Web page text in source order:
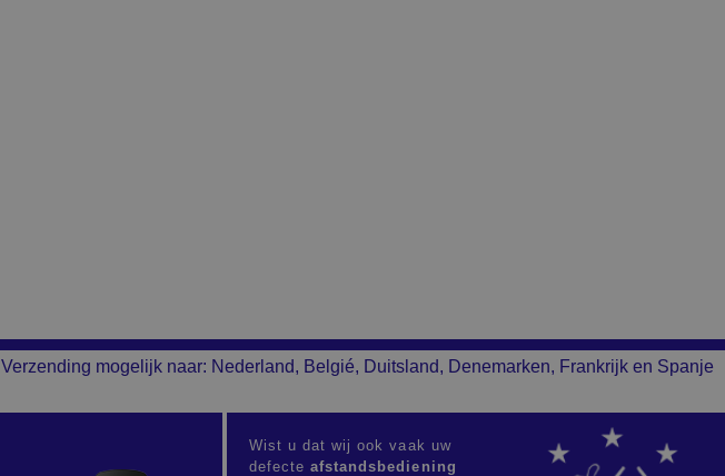
Verzending mogelijk naar: Nederland, Belgié, Duitsland, Denemarken, Frankrijk en Spanje
Wist u dat wij ook vaak uw
defecteafstandsbediening